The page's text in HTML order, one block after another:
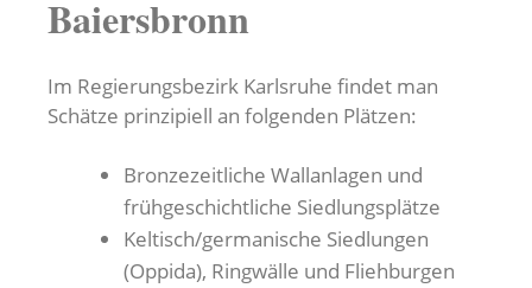
Baiersbronn
Im Regierungsbezirk Karlsruhe findet man
Schätze prinzipiell an folgenden Plätzen:
Bronzezeitliche Wallanlagen und
frühgeschichtliche Siedlungsplätze
Keltisch/germanische Siedlungen
(Oppida), Ringwälle und Fliehburgen